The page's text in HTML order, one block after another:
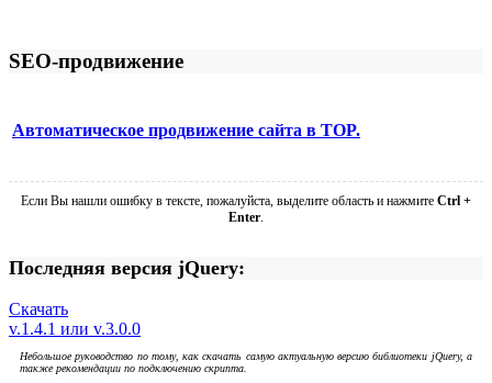
SEO-продвижение
Автоматическое продвижение сайта в TOP.
Если Вы нашли ошибку в тексте, пожалуйста, выделите область и нажмите Ctrl +
Enter.
Последняя версия jQuery:
Скачать
v.1.4.1 или v.3.0.0
Небольшое руководство по тому, как скачать самую актуальную версию библиотеки jQuery, а
также рекомендации по подключению скрипта.